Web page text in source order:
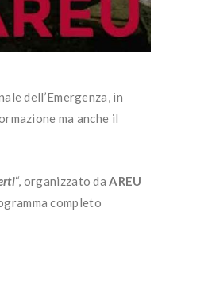
dell’Emergenza, in
ma anche il
“, organizzato daAREU
completo